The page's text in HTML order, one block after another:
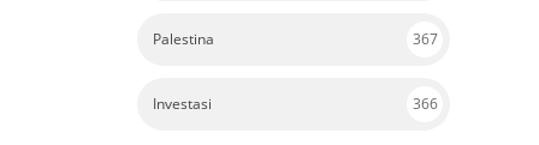
Palestina 367
Investasi 366